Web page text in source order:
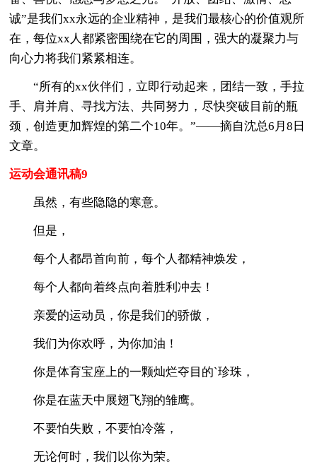
诚”是我们xx永远的企业精神，是我们最核心的价值观所
在，每位xx人都紧密围绕在它的周围，强大的凝聚力与
向心力将我们紧紧相连。
“所有的xx伙伴们，立即行动起来，团结一致，手拉
手、肩并肩、寻找方法、共同努力，尽快突破目前的瓶
颈，创造更加辉煌的第二个10年。”——摘自沈总6月8日
文章。
运动会通讯稿9
虽然，有些隐隐的寒意。
但是，
每个人都昂首向前，每个人都精神焕发，
每个人都向着终点向着胜利冲去！
亲爱的运动员，你是我们的骄傲，
我们为你欢呼，为你加油！
你是体育宝座上的一颗灿烂夺目的`珍珠，
你是在蓝天中展翅飞翔的雏鹰。
不要怕失败，不要怕冷落，
无论何时，我们以你为荣。